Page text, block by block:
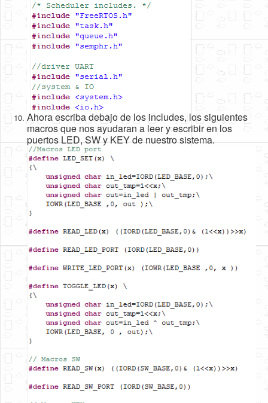
Ahora escriba debajo de los includes, los siguientes
macros que nos ayudaran a leer y escribir en los
puertos LED, SW y KEY de nuestro sistema.